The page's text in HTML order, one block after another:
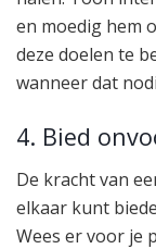
en moedig hem
deze doelen te
wanneer dat
4. Bied
De kracht van
elkaar kunt
Wees er voor je